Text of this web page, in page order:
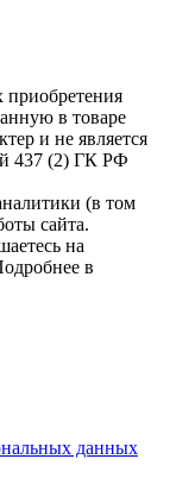
приобретения
в товаре
и не является
437 (2) ГК РФ
(в том
сайта.
на
в
данных